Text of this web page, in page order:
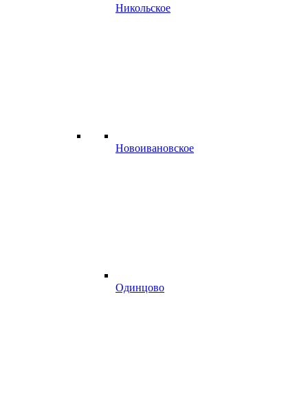
Никольское
Новоивановское
Одинцово